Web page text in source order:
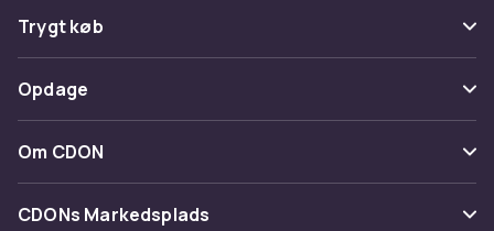
Ofte stillede spørgsmål
Spor pakke
Fortryd & returner her
Kontakt os
Trygt køb
Betaling
Levering
Tilbagekaldelser
Opdage
Kategorier
Maerke
Om CDON
Om os
CDONs Markedsplads